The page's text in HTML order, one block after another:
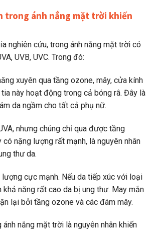
trong ánh nắng mặt trời khiến
nghiên cứu, trong ánh nắng mặt trời có
UVB, UVC. Trong đó:
xuyên qua tầng ozone, mây, cửa kính
này hoạt động trong cả bóng râ. Đây là
da ngầm cho tất cả phụ nữ.
nhưng chúng chỉ qua được tầng
nặng lượng rất mạnh, là nguyên nhân
thư da.
lượng cực mạnh. Nếu da tiếp xúc với loại
khả năng rất cao da bị ung thư. May mắn
lại bởi tầng ozone và các đám mây.
ánh nắng mặt trời là nguyên nhân khiến